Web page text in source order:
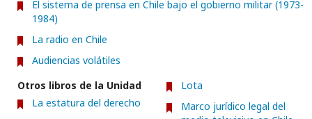
El sistema de prensa en Chile bajo el gobierno militar (1973-
1984)
La radio en Chile
Audiencias volátiles
Otros libros de la Unidad
La estatura del derecho
Lota
Marco jurídico legal del